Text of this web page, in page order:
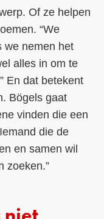
Of ze helpen
“We
we nemen het
alles in om te
En dat betekent
Bögels gaat
vinden die een
die de
en samen wil
zoeken.”